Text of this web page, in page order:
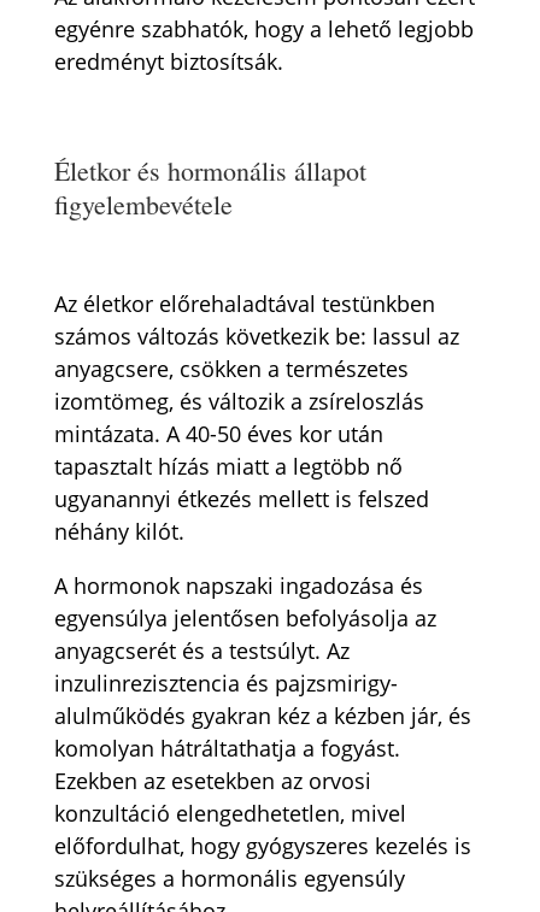
egyénre szabhatók, hogy a lehető legjobb
eredményt biztosítsák.
Életkor és hormonális állapot
figyelembevétele
Az életkor előrehaladtával testünkben
számos változás következik be: lassul az
anyagcsere, csökken a természetes
izomtömeg, és változik a zsíreloszlás
mintázata. A 40-50 éves kor után
tapasztalt hízás miatt a legtöbb nő
ugyanannyi étkezés mellett is felszed
néhány kilót.
A hormonok napszaki ingadozása és
egyensúlya jelentősen befolyásolja az
anyagcserét és a testsúlyt. Az
inzulinrezisztencia és pajzsmirigy-
alulműködés gyakran kéz a kézben jár, és
komolyan hátráltathatja a fogyást.
Ezekben az esetekben az orvosi
konzultáció elengedhetetlen, mivel
előfordulhat, hogy gyógyszeres kezelés is
szükséges a hormonális egyensúly